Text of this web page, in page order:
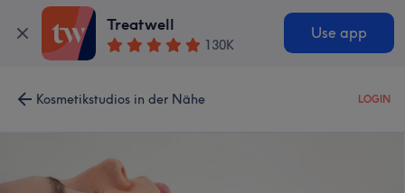
Treatwell
130K
Use app
Kosmetikstudios in der Nähe LOGIN